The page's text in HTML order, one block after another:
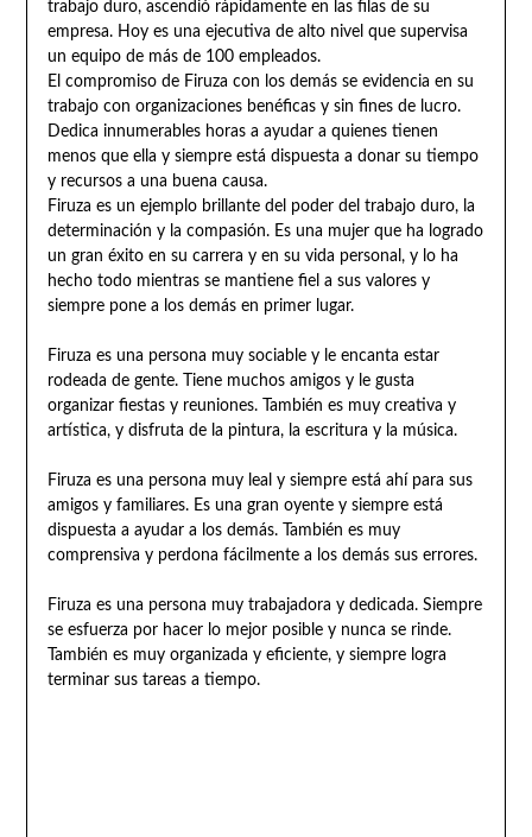
trabajo duro, ascendió rápidamente en las filas de su
empresa. Hoy es una ejecutiva de alto nivel que supervisa
un equipo de más de 100 empleados.
El compromiso de Firuza con los demás se evidencia en su
trabajo con organizaciones benéficas y sin fines de lucro.
Dedica innumerables horas a ayudar a quienes tienen
menos que ella y siempre está dispuesta a donar su tiempo
y recursos a una buena causa.
Firuza es un ejemplo brillante del poder del trabajo duro, la
determinación y la compasión. Es una mujer que ha logrado
un gran éxito en su carrera y en su vida personal, y lo ha
hecho todo mientras se mantiene fiel a sus valores y
siempre pone a los demás en primer lugar.
Firuza es una persona muy sociable y le encanta estar
rodeada de gente. Tiene muchos amigos y le gusta
organizar fiestas y reuniones. También es muy creativa y
artística, y disfruta de la pintura, la escritura y la música.
Firuza es una persona muy leal y siempre está ahí para sus
amigos y familiares. Es una gran oyente y siempre está
dispuesta a ayudar a los demás. También es muy
comprensiva y perdona fácilmente a los demás sus errores.
Firuza es una persona muy trabajadora y dedicada. Siempre
se esfuerza por hacer lo mejor posible y nunca se rinde.
También es muy organizada y eficiente, y siempre logra
terminar sus tareas a tiempo.